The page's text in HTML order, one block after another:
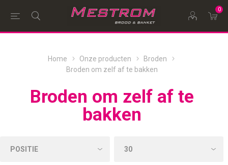
0
Home Onze producten
Broden
Broden om zelf af te bakken
Broden om zelf af te
bakken